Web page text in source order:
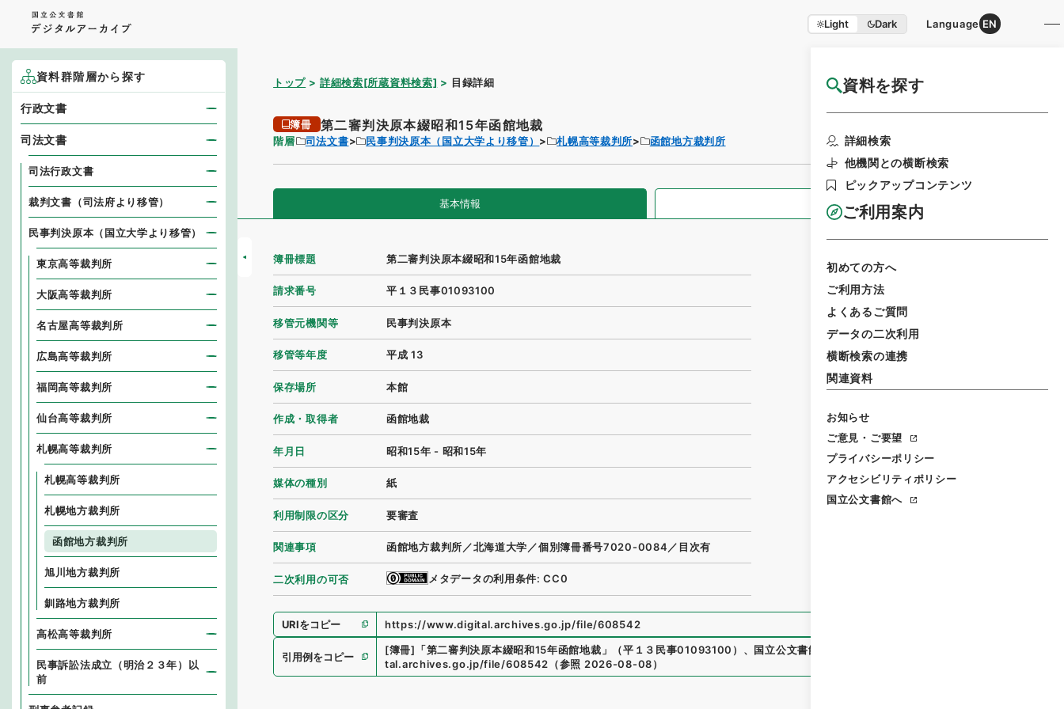
Light Dark Language EN
資料を探す
詳細検索
他機関との横断検索
ピックアップコンテンツ
ご利用案内
初めての方へ
ご利用方法
よくあるご質問
データの二次利用
横断検索の連携
関連資料
お知らせ
ご意見・ご要望
プライバシーポリシー
アクセシビリティポリシー
国立公文書館へ
トップ 詳細検索[所蔵資料検索] 目録詳細 国立公文書館HP利用案内
簿冊 第二審判決原本綴昭和15年函館地裁
階層 司法文書 民事判決原本（国立大学より移管） 札幌高等裁判所 函館地方裁判所
基本情報 全ての情報
簿冊標題 第二審判決原本綴昭和15年函館地裁
請求番号 平１３民事01093100
移管元機関等 民事判決原本
移管等年度 平成 13
保存場所 本館
作成・取得者 函館地裁
年月日 昭和15年 - 昭和15年
媒体の種別 紙
利用制限の区分 要審査
関連事項 函館地方裁判所／北海道大学／個別簿冊番号7020-0084／目次有
二次利用の可否 メタデータの利用条件: CC0
URIをコピー https://www.digital.archives.go.jp/file/608542
引用例をコピー
[簿冊] 「第二審判決原本綴昭和15年函館地裁 」 （平１３民事01093100 ） 、 国立公文書館デジタルアーカイブ
tal.archives.go.jp/file/608542 （参照 2026-08-08）
資料群階層から探す
行政文書
司法文書
司法行政文書
裁判文書（司法府より移管）
民事判決原本（国立大学より移管）
東京高等裁判所
大阪高等裁判所
名古屋高等裁判所
広島高等裁判所
福岡高等裁判所
仙台高等裁判所
札幌高等裁判所
札幌高等裁判所
札幌地方裁判所
函館地方裁判所
旭川地方裁判所
釧路地方裁判所
高松高等裁判所
民事訴訟法成立（明治２３年）以
前